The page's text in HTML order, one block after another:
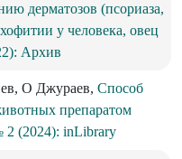
дерматозов (псориаза,
у человека, овец
Архив
О Джураев, Способ
препаратом
(2024): inLibrary